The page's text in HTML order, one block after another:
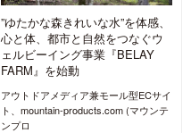
”ゆたかな森きれいな水”を体感、
心と体、都市と自然をつなぐウ
ェルビーイング事業『BELAY
FARM』を始動
アウトドアメディア兼モール型ECサイ
ト、mountain-products.com (マウンテ
ンプロ